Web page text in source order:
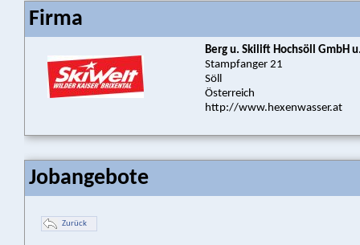
Firma
Berg u. Skilift Hochsöll GmbH
Stampfanger 21
Söll
Österreich
http://www.hexenwasser.at
Jobangebote
Zurück